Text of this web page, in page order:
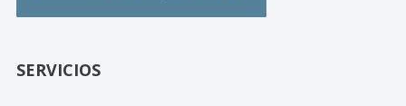
SERVICIOS